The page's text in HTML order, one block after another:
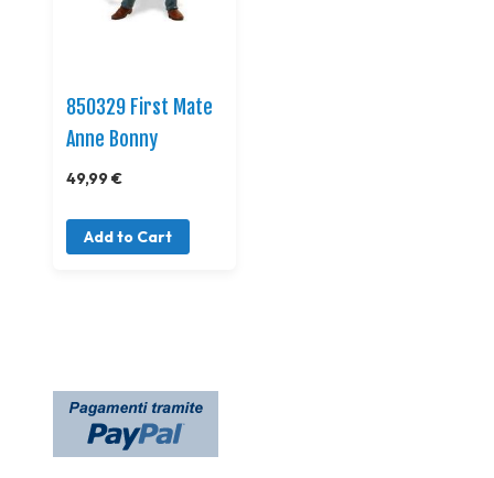
850329 First Mate
Anne Bonny
49,99 €
Add to Cart